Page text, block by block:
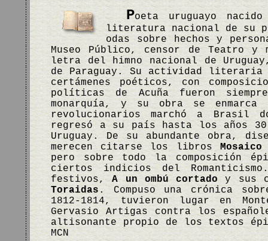
Poeta uruguayo
literatura nacional de su
odas sobre hechos y
Museo Público, censor de Teatro y
letra del himno nacional de
de Paraguay. Su actividad literaria
certámenes poéticos, con
políticas de Acuña fueron
monarquía, y su obra se
revolucionarios marchó a Brasil
regresó a su país hasta los años
Uruguay. De su abundante obra,
merecen citarse los libros
pero sobre todo la composición
ciertos indicios del
festivos,A un ombú cortado y sus
Toraidas . Compuso una crónica
1812-1814, tuvieron lugar en
Gervasio Artigas contra los
altisonante propio de los textos
MCN